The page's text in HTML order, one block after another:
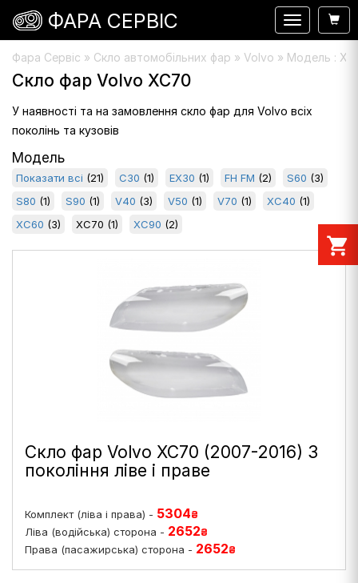
Фара Сервіс » Скло автомобільних фар » Volvo » Модель :
Скло фар Volvo XC70
У наявності та на замовлення скло фар для Volvo всіх
поколінь та кузовів
Модель
Показати всі (21) C30 (1) EX30 (1) FH FM (2) S60 (3)
S80 (1) S90 (1) V40 (3) V50 (1) V70 (1) XC40 (1)
XC60 (3) XC70 (1) XC90 (2)
Скло фар Volvo XC70 (2007-2016) 3
покоління ліве і праве
Комплект (ліва і права) - 5304₴
Ліва (водійська) сторона - 2652₴
Права (пасажирська) сторона - 2652₴
Навигация
ФАРА СЕРВІС
shopping_cart